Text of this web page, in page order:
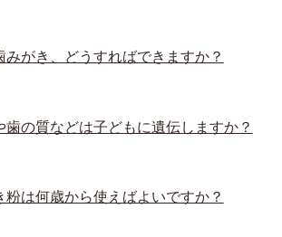
みがき、どうすればできますか？
歯の質などは子どもに遺伝しますか？
粉は何歳から使えばよいですか？